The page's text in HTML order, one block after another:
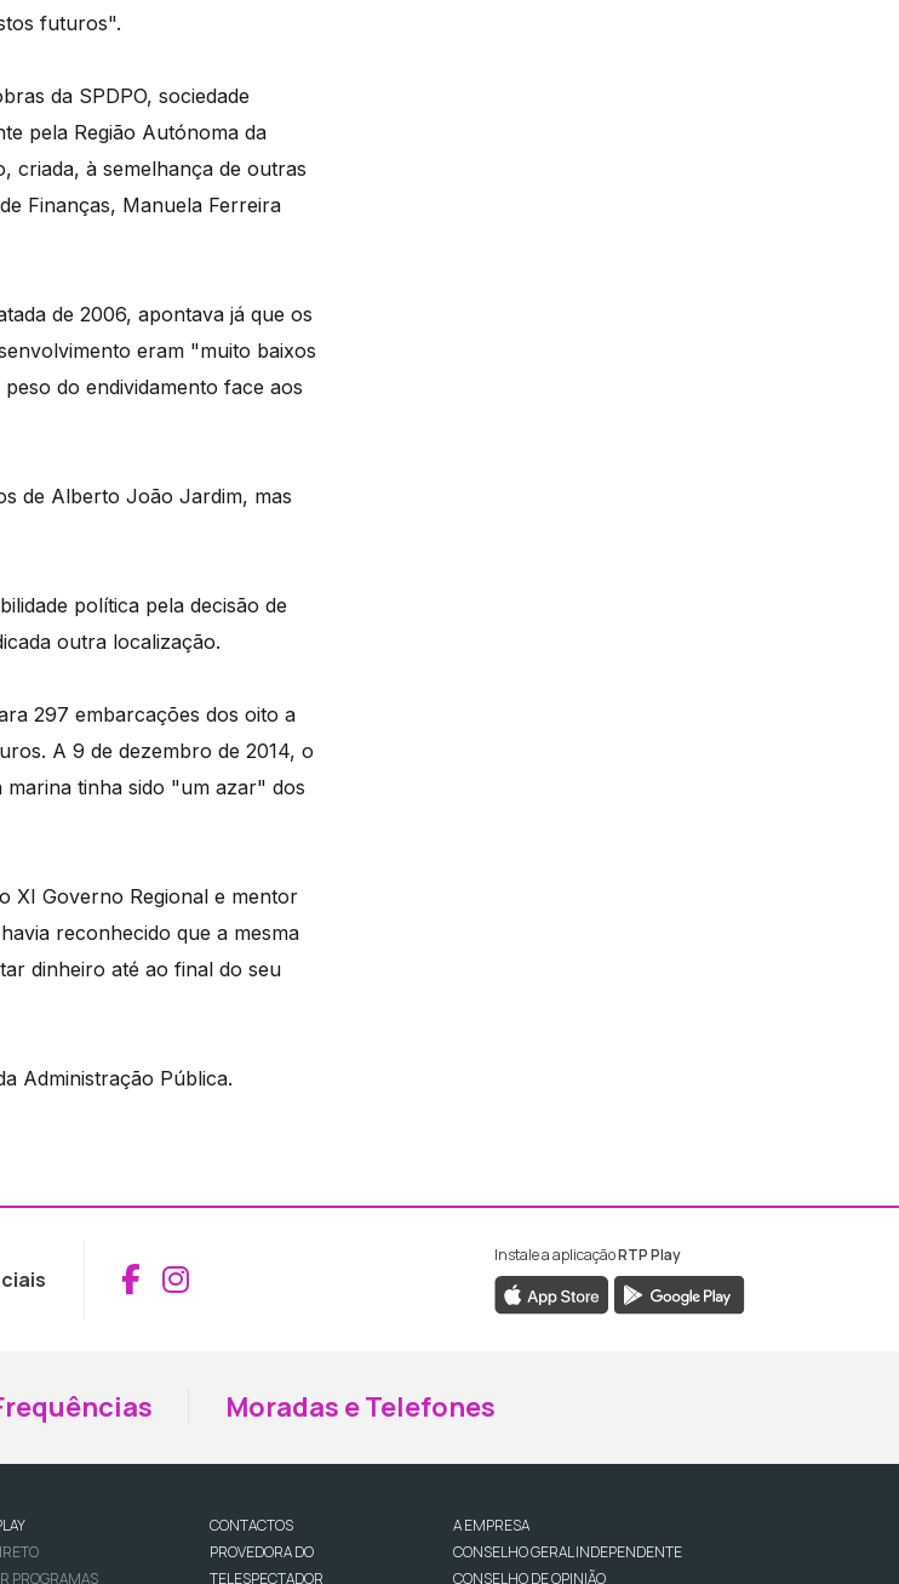
futuros".
da SPDPO, sociedade
pela Região Autónoma da
criada, à semelhança de outras
Finanças, Manuela Ferreira
de 2006, apontava já que os
eram "muito baixos
do endividamento face aos
de Alberto João Jardim, mas
política pela decisão de
outra localização.
297 embarcações dos oito a
A 9 de dezembro de 2014, o
tinha sido "um azar" dos
XI Governo Regional e mentor
reconhecido que a mesma
dinheiro até ao final do seu
Administração Pública.
Aceder ao Facebook da RTP Madeira
Aceder ao Instagram da RTP Madeira
Instale a aplicaçãoRTP Play
Moradas e Telefones
PROGRAMAS
CONTACTOS
PROVEDORA DO
TELESPECTADOR
A EMPRESA
CONSELHO GERAL INDEPENDENTE
CONSELHO DE OPINIÃO